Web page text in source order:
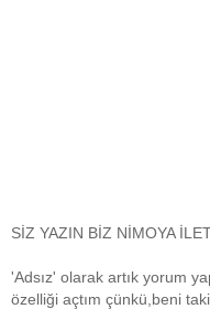
SİZ YAZIN BİZ NİMOYA
'Adsız' olarak artık yorum
özelliği açtım çünkü,beni